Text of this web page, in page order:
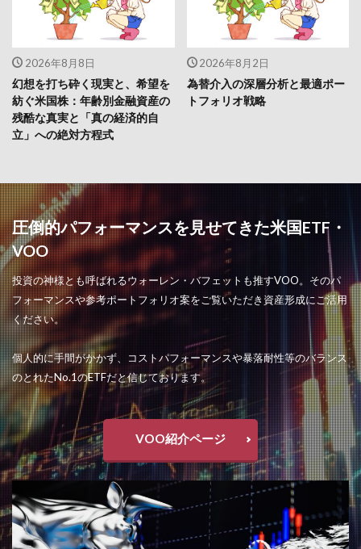
2026年8月8日
幻想を打ち砕く現実と、希望を
紡ぐ米国株：年齢別金融資産の
残酷な真実と「真の経済的自
立」への絶対方程式
2026年8月2日
為替介入の深層分析と最適ポー
トフォリオ戦略
圧倒的パフォーマンスを見せてきた米国ETF・
VOO
投資の神様とも呼ばれるウォーレン・バフェットも推すVOO。そのパ
フォーマンスや参考ポートフォリオ案をご覧いただき資産形成にご活用
ください。
個人的に手間がかかず、コストパフォーマンスや暴落耐性等のバランス
のとれたNo.1のETFだと信じております。
VOO紹介ページ